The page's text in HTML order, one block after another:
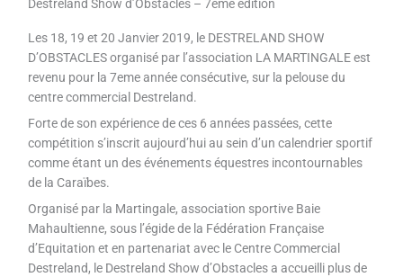
Destreland Show d’Obstacles – 7eme édition
Les 18, 19 et 20 Janvier 2019, le DESTRELAND SHOW
D’OBSTACLES organisé par l’association LA MARTINGALE est
revenu pour la 7eme année consécutive, sur la pelouse du
centre commercial Destreland.
Forte de son expérience de ces 6 années passées, cette
compétition s’inscrit aujourd’hui au sein d’un calendrier sportif
comme étant un des événements équestres incontournables
de la Caraïbes.
Organisé par la Martingale, association sportive Baie
Mahaultienne, sous l’égide de la Fédération Française
d’Equitation et en partenariat avec le Centre Commercial
Destreland, le Destreland Show d’Obstacles a accueilli plus de